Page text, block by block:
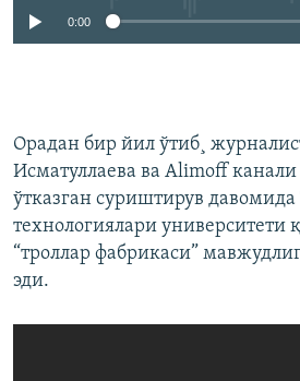
0:00
Орадан бир йил ўтиб¸
Исматуллаева ва Alimoff
ўтказган суриштирув
технологиялари университети
“троллар фабрикаси”
эди.